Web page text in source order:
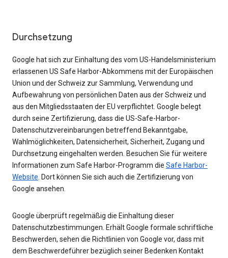
Durchsetzung
Google hat sich zur Einhaltung des vom US-Handelsministerium
erlassenen US Safe Harbor-Abkommens mit der Europäischen
Union und der Schweiz zur Sammlung, Verwendung und
Aufbewahrung von persönlichen Daten aus der Schweiz und
aus den Mitgliedsstaaten der EU verpflichtet. Google belegt
durch seine Zertifizierung, dass die US-Safe-Harbor-
Datenschutzvereinbarungen betreffend Bekanntgabe,
Wahlmöglichkeiten, Datensicherheit, Sicherheit, Zugang und
Durchsetzung eingehalten werden. Besuchen Sie für weitere
Informationen zum Safe Harbor-Programm die Safe Harbor-
Website . Dort können Sie sich auch die Zertifizierung von
Google ansehen.
Google überprüft regelmäßig die Einhaltung dieser
Datenschutzbestimmungen. Erhält Google formale schriftliche
Beschwerden, sehen die Richtlinien von Google vor, dass mit
dem Beschwerdeführer bezüglich seiner Bedenken Kontakt